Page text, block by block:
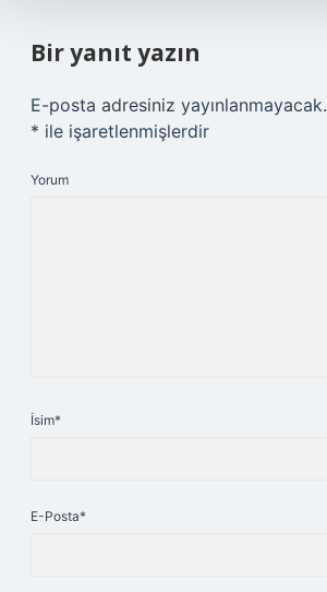
Bir yanıt yazın
E-posta adresiniz yayınlanmayacak.
* ile işaretlenmişlerdir
Yorum
İsim*
E-Posta*